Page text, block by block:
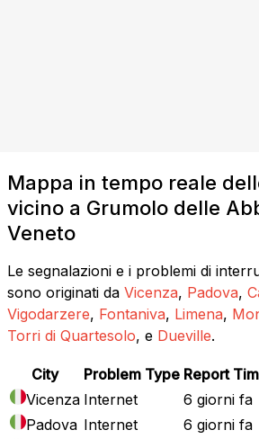
Mappa in tempo reale
vicino a Grumolo delle
Veneto
Le segnalazioni e i problemi di
sono originati da Vicenza, Padova,
Vigodarzere, Fontaniva, Limena,
Torri di Quartesolo, e Dueville.
City Problem Type Report
Vicenza Internet
6 giorni fa
Padova Internet
6 giorni fa